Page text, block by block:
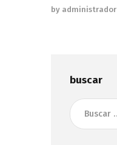
by administrador
buscar
Buscar: